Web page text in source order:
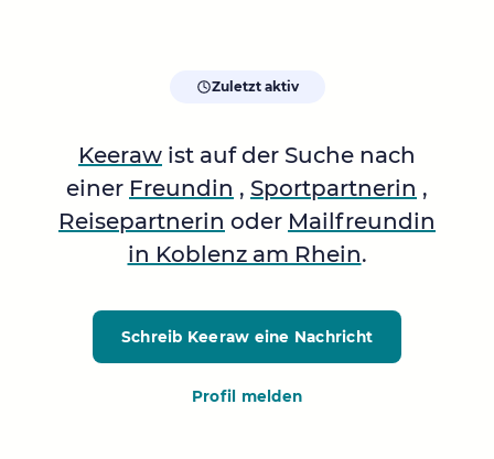
Zuletzt aktiv
Keeraw ist auf der Suche nach
einer Freundin , Sportpartnerin ,
Reisepartnerin oder Mailfreundin
in Koblenz am Rhein.
Schreib Keeraw eine Nachricht
Profil melden